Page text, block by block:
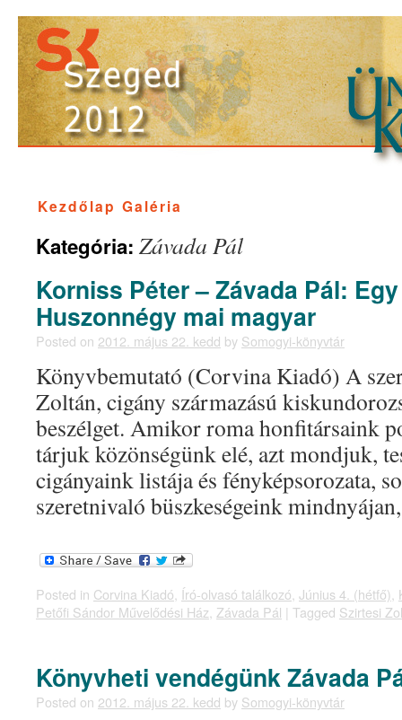
Kezdőlap Galéria
Kategória: Závada Pál
Korniss Péter – Závada Pál:
Huszonnégy mai magyar
Posted on 2012. május 22. kedd by Somogyi-könyvtár
Könyvbemutató (Corvina Kiadó) A
Zoltán, cigány származású
beszélget. Amikor roma honfitársaink
tárjuk közönségünk elé, azt mondjuk,
cigányaink listája és fényképsorozata,
szeretnivaló büszkeségeink
Posted in Corvina Kiadó, Író-olvasó találkozó, Június 4. (hétfő),
Petőfi Sándor Művelődési Ház, Závada Pál | Tagged Szirtesi
Könyvheti vendégünk Závada
Posted on 2012. május 22. kedd by Somogyi-könyvtár